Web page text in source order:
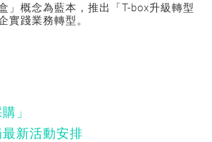
」概念為藍本，推出「T-box升級轉型
實踐業務轉型。
」
新活動安排